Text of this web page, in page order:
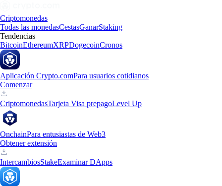
Criptomonedas
Todas las monedasCestasGanarStaking
Tendencias
BitcoinEthereumXRPDogecoinCronos
Aplicación Crypto.comPara usuarios cotidianos
Comenzar
CriptomonedasTarjeta Visa prepagoLevel Up
OnchainPara entusiastas de Web3
Obtener extensión
IntercambiosStakeExaminar DApps